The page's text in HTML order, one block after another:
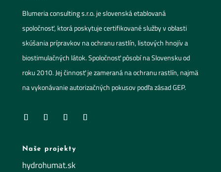
Blumeria consulting s.r.o. je slovenská etablovaná
spoločnosť, ktorá poskytuje certifikované služby v oblasti
skúšania prípravkov na ochranu rastlín, listových hnojív a
biostimulačných látok. Spoločnosť pôsobí na Slovensku od
roku 2010. Jej činnosť je zameraná na ochranu rastlín, najmä
na vykonávanie autorizačných pokusov podľa zásad GEP.
Naše projekty
hydrohumat.sk